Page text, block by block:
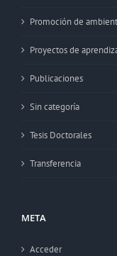
Promoción de
Proyectos de
Publicaciones
Sin categoría
Tesis Doctorales
Transferencia
META
Acceder